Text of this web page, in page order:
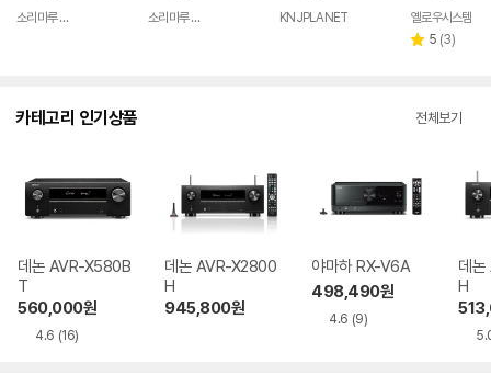
소리마루 유한회사 소리마루 유한회사
KNJPLANET
옐로우시스템
별 5 리
(3)
카테고리 인기상품 전체보기
데논 AVR-X580B
T
560,000원
4.6 (16)
데논 AVR-X2800
H
945,800원
야마하 RX-V6A
498,490원
4.6 (9)
데
H